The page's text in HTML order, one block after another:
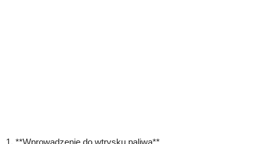
1. **Wprowadzenie do wtrysku paliwa**